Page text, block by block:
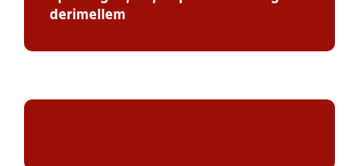
derimellem